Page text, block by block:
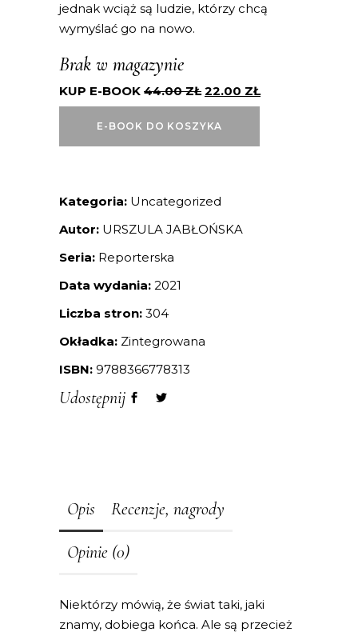
jednak wciąż są ludzie, którzy chcą
wymyślać go na nowo.
Brak w magazynie
KUP E-BOOK 44.00ZŁ 22.00 ZŁ
E-BOOK DO KOSZYKA
Kategoria: Uncategorized
Autor: URSZULA JABŁOŃSKA
Seria: Reporterska
Data wydania: 2021
Liczba stron: 304
Okładka: Zintegrowana
ISBN: 9788366778313
Udostępnij
Opis Recenzje, nagrody
Opinie (0)
Niektórzy mówią, że świat taki, jaki
znamy, dobiega końca. Ale są przecież